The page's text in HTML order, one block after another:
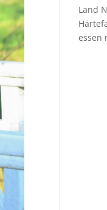
Land
essen